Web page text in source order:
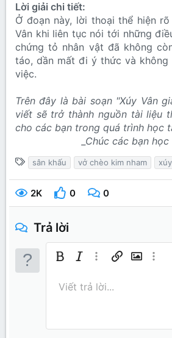
Lời giải chi tiết:
Ở đoạn này, lời thoại thể hiện rõ
Vân khi liên tục nói tới những
chứng tỏ nhân vật đã không
táo, dần mất đi ý thức và
việc.
Trên đây là bài soạn "Xúy Vân
viết sẽ trở thành nguồn tài liệu
cho các bạn trong quá trình học
_Chúc các bạn học
T
k
sân khấu vở chèo kim nham
2K 0 0
Trả lời
Bold In nghiêng
Thêm tùy chọn…
Chèn liên kết
Chèn hình
Kích thước
Màu chữPhông chữ
Mặt cườiTrích dẫn
Media
RedoToggle BB code
Xóa định dạng
Viết trả lời...